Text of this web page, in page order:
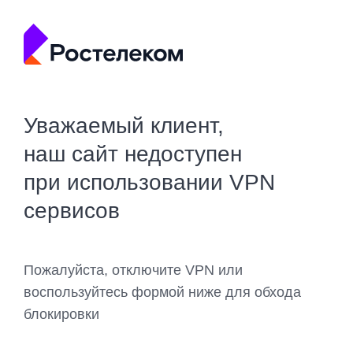
Уважаемый клиент,
наш сайт недоступен
при использовании VPN
сервисов
Пожалуйста, отключите VPN или
воспользуйтесь формой ниже для обхода
блокировки